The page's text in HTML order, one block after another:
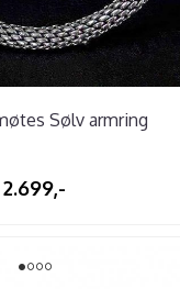
Sølv armring
2.699,-